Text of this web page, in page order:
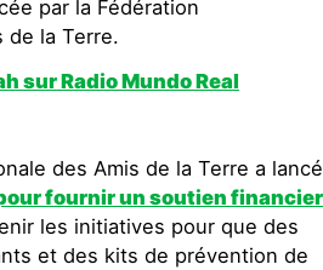
par la Fédération
de la Terre.
sur Radio Mundo Real
des Amis de la Terre a lancé
fournir un soutien financier
les initiatives pour que des
et des kits de prévention de